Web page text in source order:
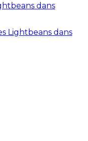
dans
Lightbeans dans